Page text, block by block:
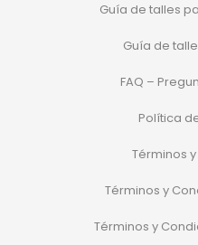
Guía de talles
Guía de
FAQ –
Política
Términos
Términos y
Términos y